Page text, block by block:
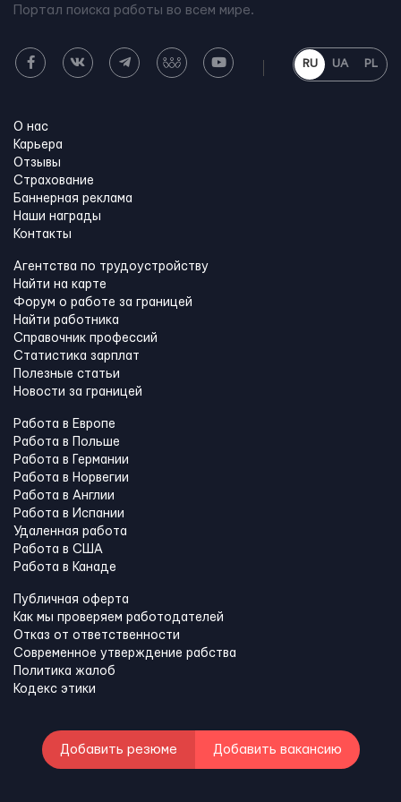
Портал поиска работы во всем мире.
RU UA PL
О нас
Карьера
Отзывы
Страхование
Баннерная реклама
Наши награды
Контакты
Агентства по трудоустройству
Найти на карте
Форум о работе за границей
Найти работника
Справочник профессий
Статистика зарплат
Полезные статьи
Новости за границей
Работа в Европе
Работа в Польше
Работа в Германии
Работа в Норвегии
Работа в Англии
Работа в Испании
Удаленная работа
Работа в США
Работа в Канадe
Публичная оферта
Как мы проверяем работодателей
Отказ от ответственности
Современное утверждение рабства
Политика жалоб
Кодекс этики
Добавить резюме Добавить вакансию